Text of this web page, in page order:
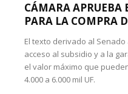
CÁMARA APRUEBA
PARA LA COMPRA
El texto derivado al
acceso al subsidio y a la
el valor máximo que
4.000 a 6.000 mil UF.